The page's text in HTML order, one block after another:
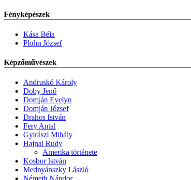
Fényképészek
Kása Béla
Plohn József
Képzőművészek
Andruskó Károly
Doby Jenő
Domján Evelyn
Domján József
Drahos István
Fery Antal
Gyirászi Mihály
Hajnal Rudy
Amerika története
Kosbor István
Mednyánszky László
Németh Nándor